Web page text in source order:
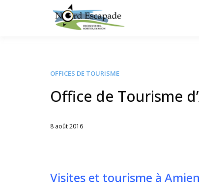
Tourisme et
OFFICES DE TOURISME
Office de Tourisme
Written
8 août 2016
Visites et tourisme à